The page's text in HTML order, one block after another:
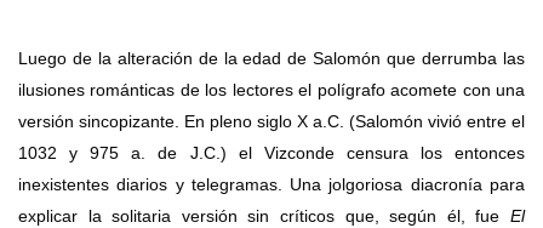
Luego de la alteración de la edad de Salomón que derrumba las
ilusiones románticas de los lectores el polígrafo acomete con una
versión sincopizante. En pleno siglo X a.C. (Salomón vivió entre el
1032 y 975 a. de J.C.) el Vizconde censura los entonces
inexistentes diarios y telegramas. Una jolgoriosa diacronía para
explicar la solitaria versión sin críticos que, según él, fue El